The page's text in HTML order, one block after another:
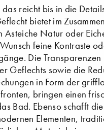
das reicht bis in die
bietet im
Asteiche Natur oder
feine Kontraste
Die Transparenzen
Geflechts sowie die
in Form der
bringen einen
Bad. Ebenso schafft die
Elementen,